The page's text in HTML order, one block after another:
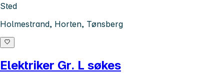
Sted
Holmestrand, Horten, Tønsberg
Elektriker Gr. L søkes